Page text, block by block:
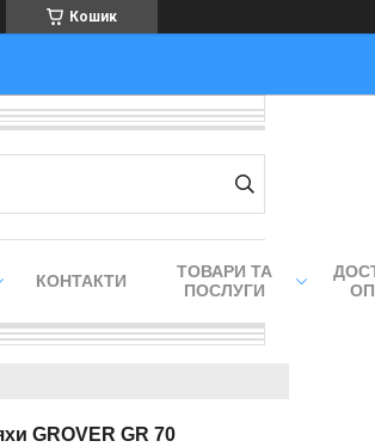
Кошик
КОНТАКТИ
ТОВАРИ ТА
ПОСЛУГИ
GROVER GR 70